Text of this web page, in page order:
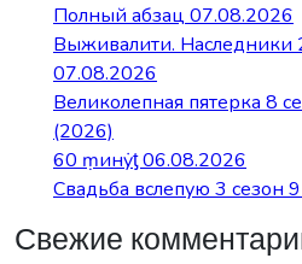
Полный абзац 07.08.2026
Выживалити. Наследники
07.08.2026
Великолепная пятерка 8
(2026)
60 ṃинẏƫ 06.08.2026
Свадьба вслепую 3 сезон
Свежие